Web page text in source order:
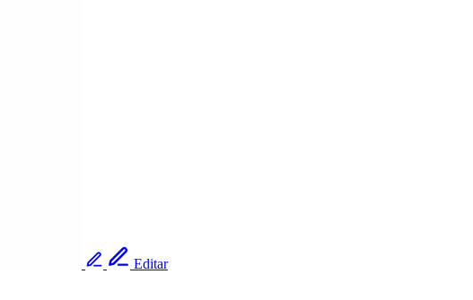
Editar